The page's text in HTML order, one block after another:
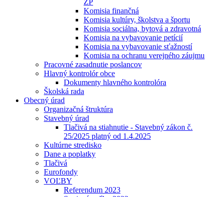
ŽP
Komisia finančná
Komisia kultúry, školstva a športu
Komisia sociálna, bytová a zdravotná
Komisia na vybavovanie petícií
Komisia na vybavovanie sťažností
Komisia na ochranu verejného záujmu
Pracovné zasadnutie poslancov
Hlavný kontrolór obce
Dokumenty hlavného kontrolóra
Školská rada
Obecný úrad
Organizačná štruktúra
Stavebný úrad
Tlačivá na stiahnutie - Stavebný zákon č.
25/2025 platný od 1.4.2025
Kultúrne stredisko
Dane a poplatky
Tlačivá
Eurofondy
VOĽBY
Referendum 2023